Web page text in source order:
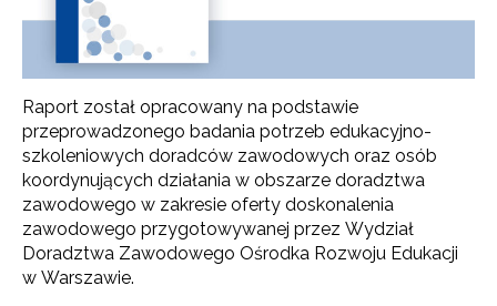
Raport został opracowany na podstawie
przeprowadzonego badania potrzeb edukacyjno-
szkoleniowych doradców zawodowych oraz osób
koordynujących działania w obszarze doradztwa
zawodowego w zakresie oferty doskonalenia
zawodowego przygotowywanej przez Wydział
Doradztwa Zawodowego Ośrodka Rozwoju Edukacji
w Warszawie.